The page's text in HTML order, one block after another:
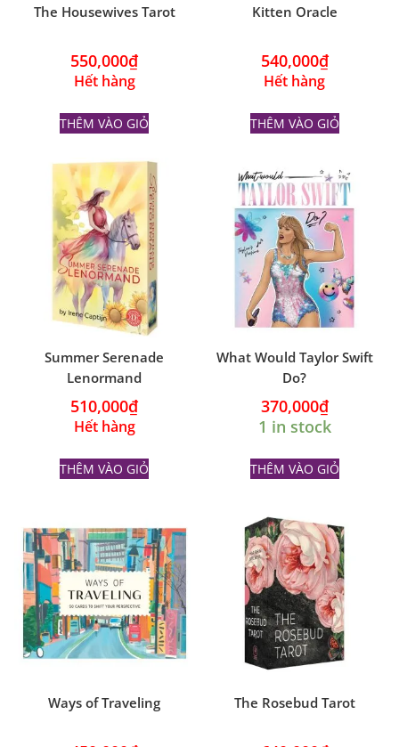
The Housewives Tarot
550,000₫
Hết hàng
THÊM VÀO GIỎ
Kitten Oracle
540,000₫
Hết hàng
THÊM VÀO GIỎ
Summer Serenade
Lenormand
510,000₫
Hết hàng
THÊM VÀO GIỎ
What Would Taylor Swift
Do?
370,000₫
1 in stock
THÊM VÀO GIỎ
Ways of Traveling The Rosebud Tarot